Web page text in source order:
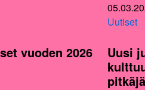
vuoden 2026
Uutiset
Uusi